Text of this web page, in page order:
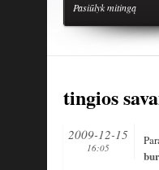
Pasiūlyk mitingą
tingios
2009-12-15
16:05